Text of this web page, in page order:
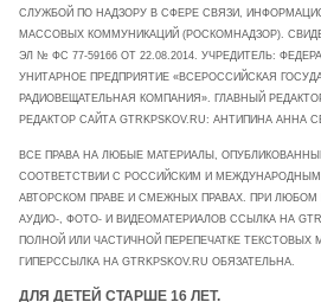
СЛУЖБОЙ ПО НАДЗОРУ В СФЕРЕ СВЯЗИ,
МАССОВЫХ КОММУНИКАЦИЙ (РОСКОМНАДЗОР).
ЭЛ № ФС 77-59166 ОТ 22.08.2014. УЧРЕДИТЕЛЬ:
УНИТАРНОЕ ПРЕДПРИЯТИЕ «ВСЕРОССИЙСКАЯ
РАДИОВЕЩАТЕЛЬНАЯ КОМПАНИЯ». ГЛАВНЫЙ
РЕДАКТОР САЙТА GTRKPSKOV.RU: АНТИПИНА АННА
ВСЕ ПРАВА НА ЛЮБЫЕ МАТЕРИАЛЫ,
СООТВЕТСТВИИ С РОССИЙСКИМ И
АВТОРСКОМ ПРАВЕ И СМЕЖНЫХ ПРАВАХ. ПРИ ЛЮБОМ
АУДИО-, ФОТО- И ВИДЕОМАТЕРИАЛОВ ССЫЛКА НА
ПОЛНОЙ ИЛИ ЧАСТИЧНОЙ ПЕРЕПЕЧАТКЕ ТЕКСТОВЫХ
ГИПЕРССЫЛКА НА GTRKPSKOV.RU ОБЯЗАТЕЛЬНА.
ДЛЯ ДЕТЕЙ СТАРШЕ 16 ЛЕТ.